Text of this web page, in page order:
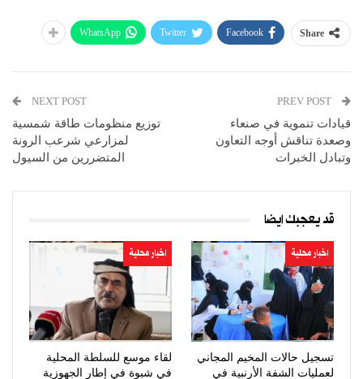
Share
Facebook
Twitter
WhatsApp
قيادات تنموية في صنعاء
وصعدة تناقش أوجه التعاون
وتبادل الخبرات
NEXT POST
توزيع منظومات طاقة شمسية
لمزارعي شرعب الرونة
المتضررين من السيول
قد يعجبك ايضا
اخبار محلية
تسجيل حالات المخيم المجاني
لعمليات الشفة الأرنبية في
اخبار محلية
لقاء موسع للسلطة المحلية
في شبوة في إطار الجهوزية